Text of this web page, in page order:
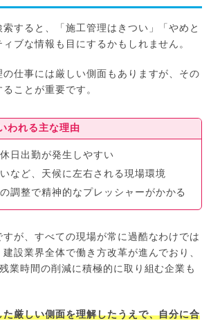
すると、「施工管理はきつい」「やめと
ブな情報も目にするかもしれません。
仕事には厳しい側面もありますが、その
ことが重要です。
われる主な理由
日出勤が発生しやすい
など、天候に左右される現場環境
調整で精神的なプレッシャーがかかる
が、すべての現場が常に過酷なわけでは
設業界全体で働き方改革が進んでおり、
業時間の削減に積極的に取り組む企業も
厳しい側面を理解したうえで、自分に合